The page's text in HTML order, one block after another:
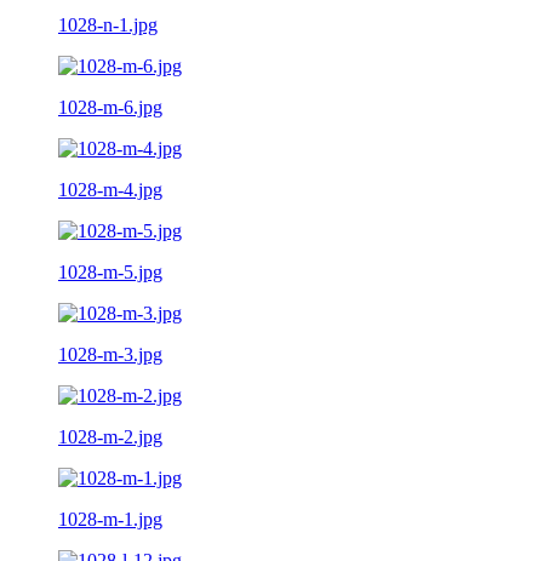
1028-n-1.jpg
1028-m-6.jpg
1028-m-4.jpg
1028-m-5.jpg
1028-m-3.jpg
1028-m-2.jpg
1028-m-1.jpg